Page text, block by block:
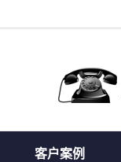
客户案例